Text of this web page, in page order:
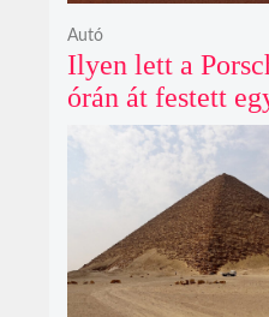
Ilyen lett a
órán át festett
Turbo S-e, ami
naplementéből
Autó